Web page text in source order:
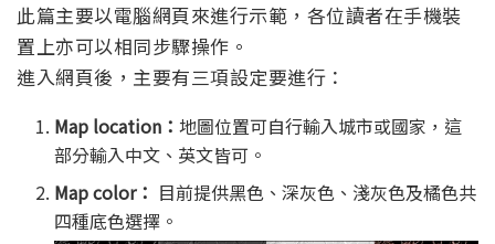
此篇主要以電腦網頁來進行示範，各位讀者在手機裝
置上亦可以相同步驟操作。
進入網頁後，主要有三項設定要進行：
Map location：地圖位置可自行輸入城市或國家，這
部分輸入中文、英文皆可。
Map color： 目前提供黑色、深灰色、淺灰色及橘色共
四種底色選擇。